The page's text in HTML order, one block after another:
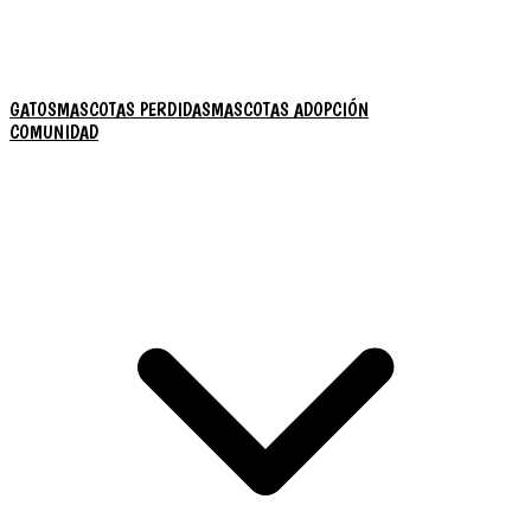
GATOSMASCOTAS PERDIDASMASCOTAS ADOPCIÓN
COMUNIDAD